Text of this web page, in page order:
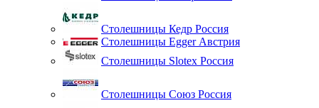
Столешницы Кедр Россия
Столешницы Egger Австрия
Столешницы Slotex Россия
Столешницы Союз Россия